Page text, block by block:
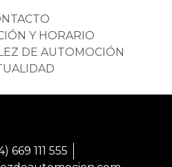
Y HORARIO
DE AUTOMOCIÓN
669 111 555